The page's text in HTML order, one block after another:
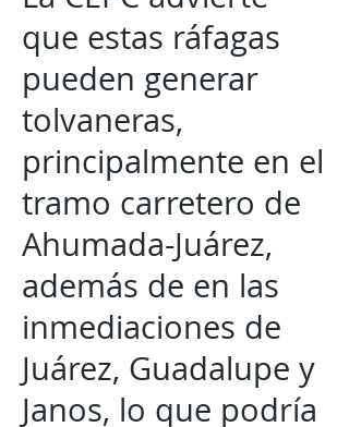
que estas ráfagas
pueden generar
tolvaneras,
principalmente en el
tramo carretero de
Ahumada-Juárez,
además de en las
inmediaciones de
Juárez, Guadalupe y
Janos, lo que podría